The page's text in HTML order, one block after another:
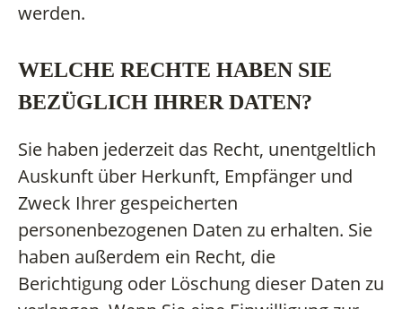
werden.
WELCHE RECHTE HABEN SIE
BEZÜGLICH IHRER DATEN?
Sie haben jederzeit das Recht, unentgeltlich
Auskunft über Herkunft, Empfänger und
Zweck Ihrer gespeicherten
personenbezogenen Daten zu erhalten. Sie
haben außerdem ein Recht, die
Berichtigung oder Löschung dieser Daten zu